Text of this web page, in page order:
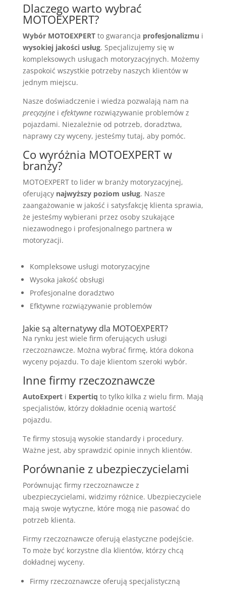
Dlaczego warto wybrać
MOTOEXPERT?
Wybór MOTOEXPERTto gwarancja profesjonalizmu i
wysokiej jakości usług. Specjalizujemy się w
kompleksowych usługach motoryzacyjnych. Możemy
zaspokoić wszystkie potrzeby naszych klientów w
jednym miejscu.
Nasze doświadczenie i wiedza pozwalają nam na
precyzyjnei efektywnerozwiązywanie problemów z
pojazdami. Niezależnie od potrzeb, doradztwa,
naprawy czy wyceny, jesteśmy tutaj, aby pomóc.
Co wyróżnia MOTOEXPERT w
branży?
MOTOEXPERT to lider w branży motoryzacyjnej,
oferujący najwyższy poziom usług. Nasze
zaangażowanie w jakość i satysfakcję klienta sprawia,
że jesteśmy wybierani przez osoby szukające
niezawodnego i profesjonalnego partnera w
motoryzacji.
Kompleksowe usługi motoryzacyjne
Wysoka jakość obsługi
Profesjonalne doradztwo
Efktywne rozwiązywanie problemów
Jakie są alternatywy dla MOTOEXPERT?
Na rynku jest wiele firm oferujących usługi
rzeczoznawcze. Można wybrać firmę, która dokona
wyceny pojazdu. To daje klientom szeroki wybór.
Inne firmy rzeczoznawcze
AutoExperti Expertiq to tylko kilka z wielu firm. Mają
specjalistów, którzy dokładnie ocenią wartość
pojazdu.
Te firmy stosują wysokie standardy i procedury.
Ważne jest, aby sprawdzić opinie innych klientów.
Porównanie z ubezpieczycielami
Porównując firmy rzeczoznawcze z
ubezpieczycielami, widzimy różnice. Ubezpieczyciele
mają swoje wytyczne, które mogą nie pasować do
potrzeb klienta.
Firmy rzeczoznawcze oferują elastyczne podejście.
To może być korzystne dla klientów, którzy chcą
dokładnej wyceny.
Firmy rzeczoznawcze oferują specjalistyczną